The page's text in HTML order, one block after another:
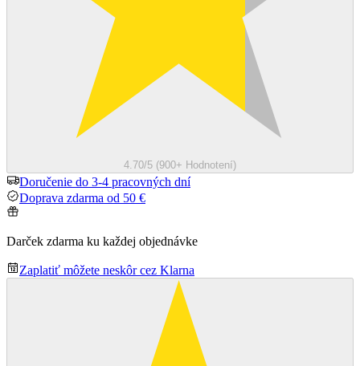
4.70/5 (900+ Hodnotení)
Doručenie do 3-4 pracovných dní
Doprava zdarma od 50 €
Darček zdarma ku každej objednávke
Zaplatiť môžete neskôr cez Klarna